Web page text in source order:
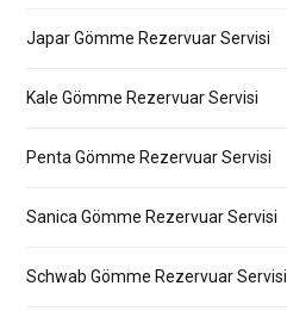
Japar Gömme Rezervuar Servisi
Kale Gömme Rezervuar Servisi
Penta Gömme Rezervuar Servisi
Sanica Gömme Rezervuar Servisi
Schwab Gömme Rezervuar Servisi